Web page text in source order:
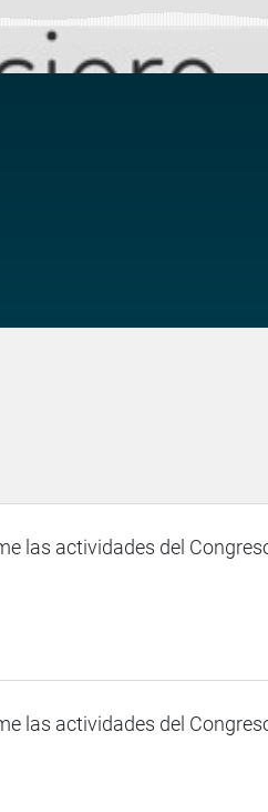
las actividades del
las actividades del